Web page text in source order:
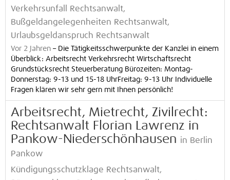
Verkehrsunfall Rechtsanwalt,
Bußgeldangelegenheiten Rechtsanwalt,
Urlaubsgeldanspruch Rechtsanwalt
Vor 2 Jahren – Die Tätigkeitsschwerpunkte der Kanzlei in einem
Überblick: Arbeitsrecht Verkehrsrecht Wirtschaftsrecht
Grundstücksrecht Steuerberatung Bürozeiten: Montag-
Donnerstag: 9-13 und 15-18 UhrFreitag: 9-13 Uhr Individuelle
Fragen klären wir sehr gern mit Ihnen persönlich!
Arbeitsrecht, Mietrecht, Zivilrecht:
Rechtsanwalt Florian Lawrenz in
Pankow-Niederschönhausen in Berlin
Pankow
Kündigungsschutzklage Rechtsanwalt,